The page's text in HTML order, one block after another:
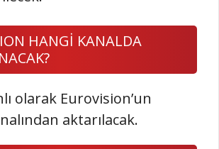
HANGİ KANALDA
olarak Eurovision’un
aktarılacak.